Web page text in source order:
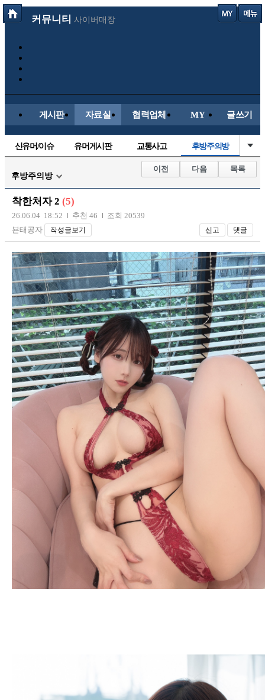
커뮤니티 사이버매장
게시판 자료실 협력업체 MY 글쓰기
신유머/이슈 유머게시판 교통사고 후방주의방
내차사진 직찍/특종
자동차사진 레이싱모델 자유사진 군사/무기
항공/해운/철도
장착시공사진
후방주의방
이전 다음 목록
착한처자 2 (5)
26.06.04 18:52 추천 46
조회 20539
뵨태공자
작성글보기 신고 댓글